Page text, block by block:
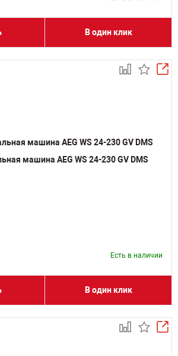
В один клик
машина AEG WS 24-230 GV DMS
Есть в наличии
В один клик